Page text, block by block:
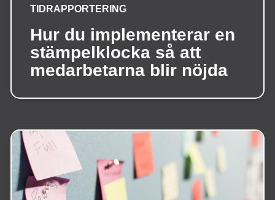
TIDRAPPORTERING
Hur du implementerar en
stämpelklocka så att
medarbetarna blir nöjda